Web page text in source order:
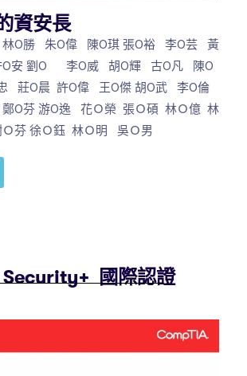
資安長
O勝 朱O偉 陳O琪 張O裕 李O芸 黃
安 劉O 李O威 胡O輝 古O凡 陳O
莊O晨 許O偉 王O傑 胡O武 李O倫
O芬 游O逸 花Ｏ榮 張Ｏ碩 林Ｏ億 林
芬 徐Ｏ鈺 林Ｏ明 吳Ｏ男
國際認證